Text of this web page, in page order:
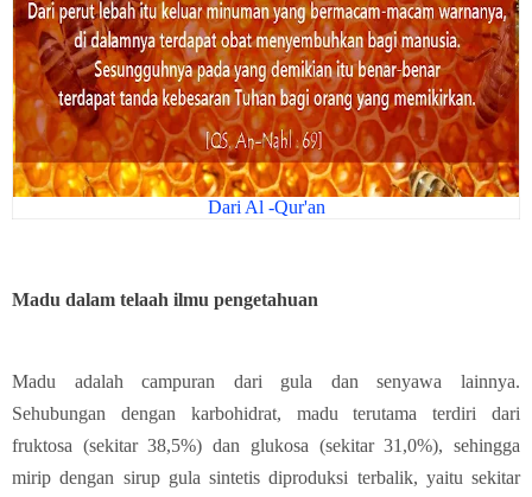
Dari Al -Qur'an
Madu dalam telaah ilmu pengetahuan
Madu adalah campuran dari gula dan senyawa lainnya.
Sehubungan dengan karbohidrat, madu terutama terdiri dari
fruktosa (sekitar 38,5%) dan glukosa (sekitar 31,0%), sehingga
mirip dengan sirup gula sintetis diproduksi terbalik, yaitu sekitar